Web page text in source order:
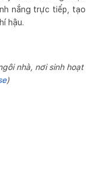
nắng trực tiếp, tạo
hậu.
nhà, nơi sinh hoạt
)